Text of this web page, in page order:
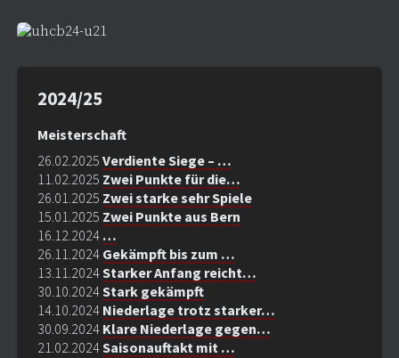
2024/25
Meisterschaft
26.02.2025 Verdiente Siege – …
11.02.2025 Zwei Punkte für die…
26.01.2025 Zwei starke sehr Spiele
15.01.2025 Zwei Punkte aus Bern
16.12.2024 …
26.11.2024 Gekämpft bis zum …
13.11.2024Starker Anfang reicht…
30.10.2024Stark gekämpft
14.10.2024 Niederlage trotz starker…
30.09.2024 Klare Niederlage gegen…
21.02.2024Saisonauftakt mit …